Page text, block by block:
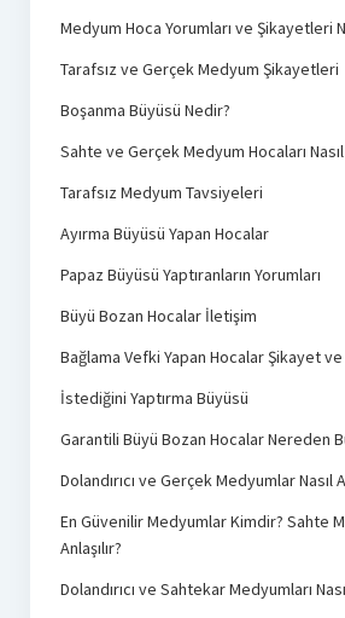
Medyum Hoca Yorumları ve Şikayetleri
Tarafsız ve Gerçek Medyum Şikayetleri
Boşanma Büyüsü Nedir?
Sahte ve Gerçek Medyum Hocaları Nasıl
Tarafsız Medyum Tavsiyeleri
Ayırma Büyüsü Yapan Hocalar
Papaz Büyüsü Yaptıranların Yorumları
Büyü Bozan Hocalar İletişim
Bağlama Vefki Yapan Hocalar Şikayet
İstediğini Yaptırma Büyüsü
Garantili Büyü Bozan Hocalar Nereden
Dolandırıcı ve Gerçek Medyumlar Nasıl
En Güvenilir Medyumlar Kimdir? Sahte
Anlaşılır?
Dolandırıcı ve Sahtekar Medyumları